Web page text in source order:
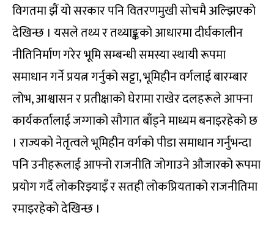
विगतमा झैं यो सरकार पनि वितरणमुखी सोचमै अल्झिएको
देखिन्छ । यसले तथ्य र तथ्याङ्कको आधारमा दीर्घकालीन
नीतिनिर्माण गरेर भूमि सम्बन्धी समस्या स्थायी रूपमा
समाधान गर्ने प्रयत्न गर्नुको सट्टा, भूमिहीन वर्गलाई बारम्बार
लोभ, आश्वासन र प्रतीक्षाको घेरामा राखेर दलहरूले आफ्ना
कार्यकर्तालाई जग्गाको सौगात बाँड्ने माध्यम बनाइरहेको छ
। राज्यको नेतृत्वले भूमिहीन वर्गको पीडा समाधान गर्नुभन्दा
पनि उनीहरूलाई आफ्नो राजनीति जोगाउने औजारको रूपमा
प्रयोग गर्दै लोकरिझ्याइँ र सतही लोकप्रियताको राजनीतिमा
रमाइरहेको देखिन्छ ।